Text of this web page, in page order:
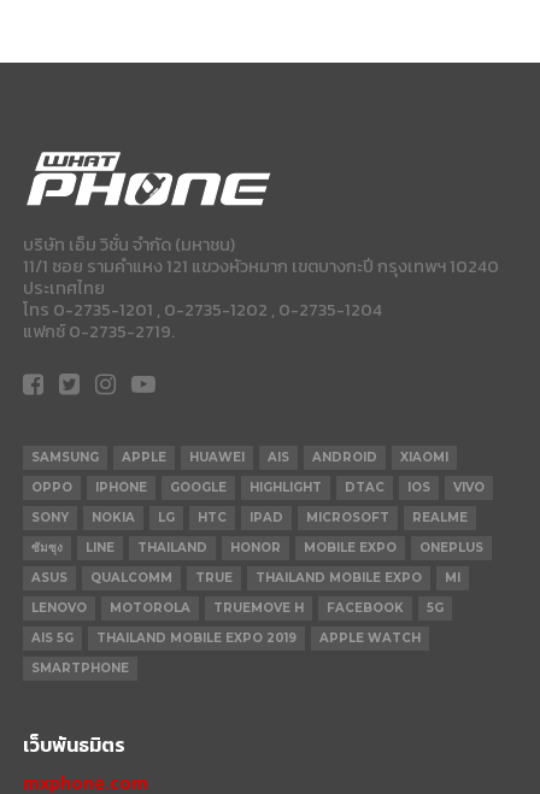
บริษัท เอ็ม วิชั่น จำกัด (มหาชน)
11/1 ซอย รามคำแหง 121 แขวงหัวหมาก เขตบางกะปี กรุงเทพฯ 10240
ประเทศไทย
โทร 0-2735-1201 , 0-2735-1202 , 0-2735-1204
แฟกซ์ 0-2735-2719.
SAMSUNG APPLE HUAWEI AIS ANDROID
XIAOMI
OPPO
IPHONE GOOGLE HIGHLIGHT DTAC IOS
VIVO
SONY
NOKIA LG HTC IPAD MICROSOFT
REALME
ซัมซุง
LINE THAILAND HONOR MOBILE EXPO
ONEPLUS
ASUS
QUALCOMM TRUE THAILAND MOBILE EXPO
MI
LENOVO
MOTOROLA TRUEMOVE H FACEBOOK
5G
AIS 5G
THAILAND MOBILE EXPO 2019
APPLE WATCH
SMARTPHONE
เว็บพันธมิตร
mxphone.com